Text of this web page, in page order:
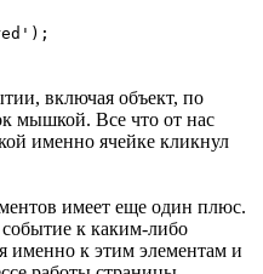
включая объект, по
мышкой. Все что от нас
именно ячейке кликнул
имеет еще один плюс.
к каким-либо
именно к этим элементам и